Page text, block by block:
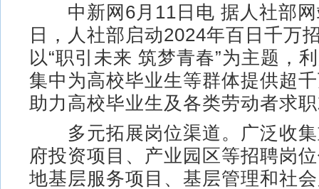
中新网6月11日电 据人社部网
日，人社部启动2024年百日千万
以“职引未来 筑梦青春”为主题，
集中为高校毕业生等群体提供超
助力高校毕业生及各类劳动者求
多元拓展岗位渠道。广泛收集
府投资项目、产业园区等招聘岗
地基层服务项目、基层管理和社